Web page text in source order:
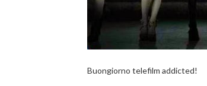
Buongiorno telefilm addicted!